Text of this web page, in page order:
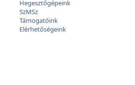
Hegesztőgépeink
SzMSz
Támogatóink
Elérhetőségeink